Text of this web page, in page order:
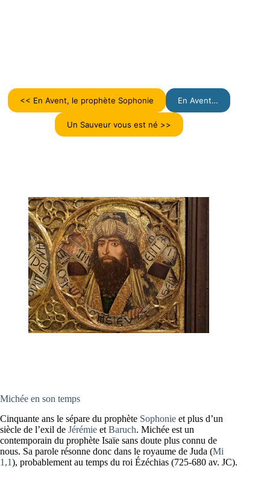
<< En Avent, le prophète Sophonie En Avent…
Un Sauveur vous est né >>
Michée en son temps
Cinquante ans le sépare du prophète Sophonie et plus d’un
siècle de l’exil de Jérémie et Baruch. Michée est un
contemporain du prophète Isaïe sans doute plus connu de
nous. Sa parole résonne donc dans le royaume de Juda (Mi
1,1), probablement au temps du roi Ézéchias (725-680 av. JC).